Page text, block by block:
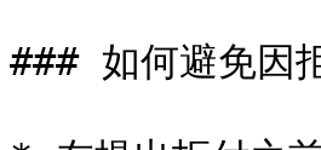
### 如何避免因